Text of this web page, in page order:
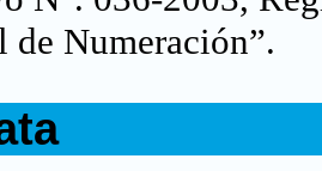
de Numeración”.